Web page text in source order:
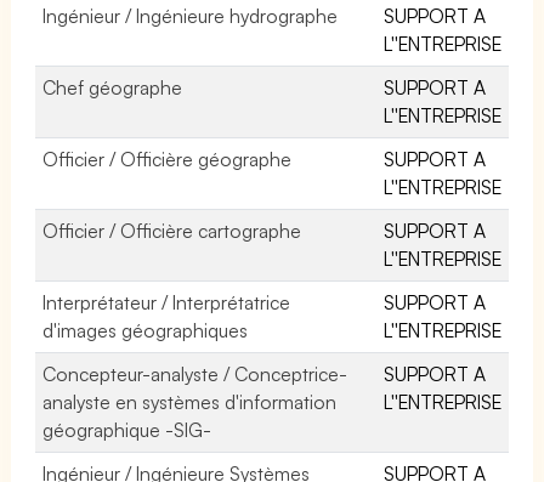
Ingénieur / Ingénieure hydrographe
SUPPORT A
L''ENTREPRISE
Chef géographe
SUPPORT A
L''ENTREPRISE
Officier / Officière géographe
SUPPORT A
L''ENTREPRISE
Officier / Officière cartographe
SUPPORT A
L''ENTREPRISE
Interprétateur / Interprétatrice
d'images géographiques
SUPPORT A
L''ENTREPRISE
Concepteur-analyste / Conceptrice-
analyste en systèmes d'information
géographique -SIG-
SUPPORT A
L''ENTREPRISE
Ingénieur / Ingénieure Systèmes SUPPORT A